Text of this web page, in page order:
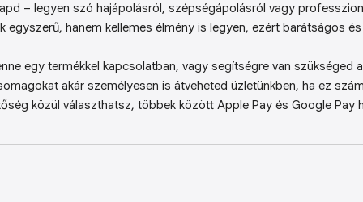
– legyen szó hajápolásról, szépségápolásról vagy
egyszerű, hanem kellemes élmény is legyen, ezért barátságos
egy termékkel kapcsolatban, vagy segítségre van szükséged
akár személyesen is átveheted üzletünkben, ha ez
közül választhatsz, többek között Apple Pay és Google Pay